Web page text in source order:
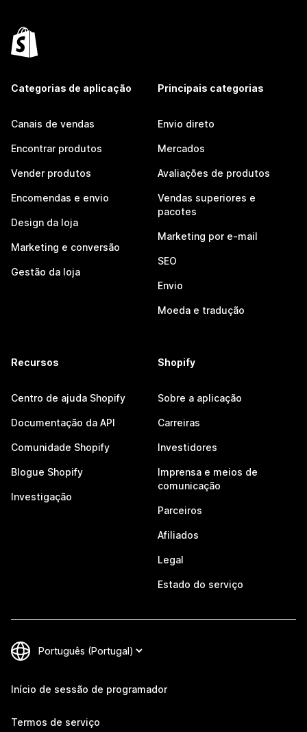
Categorias de aplicação
Canais de vendas
Encontrar produtos
Vender produtos
Encomendas e envio
Design da loja
Marketing e conversão
Gestão da loja
Principais categorias
Envio direto
Mercados
Avaliações de produtos
Vendas superiores e
pacotes
Marketing por e-mail
SEO
Envio
Moeda e tradução
Recursos
Centro de ajuda Shopify
Documentação da API
Comunidade Shopify
Blogue Shopify
Investigação
Shopify
Sobre a aplicação
Carreiras
Investidores
Imprensa e meios de
comunicação
Parceiros
Afiliados
Legal
Estado do serviço
Início de sessão de programador
Termos de serviço